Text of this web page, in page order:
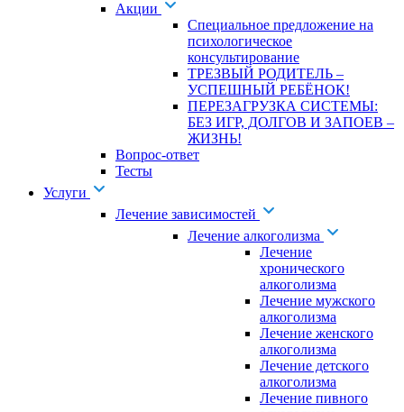
Акции
Специальное предложение на
психологическое
консультирование
ТРЕЗВЫЙ РОДИТЕЛЬ –
УСПЕШНЫЙ РЕБЁНОК!
ПЕРЕЗАГРУЗКА СИСТЕМЫ:
БЕЗ ИГР, ДОЛГОВ И ЗАПОЕВ –
ЖИЗНЬ!
Вопрос-ответ
Тесты
Услуги
Лечение зависимостей
Лечение алкоголизма
Лечение
хронического
алкоголизма
Лечение мужского
алкоголизма
Лечение женского
алкоголизма
Лечение детского
алкоголизма
Лечение пивного